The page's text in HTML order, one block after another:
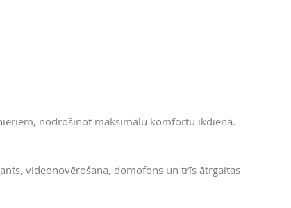
nodrošinot maksimālu komfortu ikdienā.
videonovērošana, domofons un trīs ātrgaitas